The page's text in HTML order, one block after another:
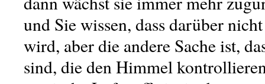
und Sie wissen, dass darüber
wird, aber die andere Sache ist,
sind, die den Himmel